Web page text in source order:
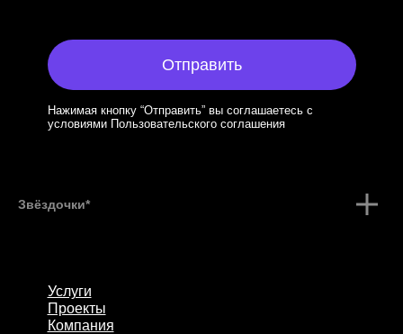
Отправить
Нажимая кнопку “Отправить” вы соглашаетесь с
условиями Пользовательского соглашения
Звёздочки*
Услуги
Проекты
Компания